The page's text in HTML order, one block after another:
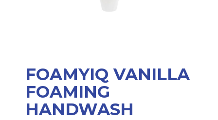
FOAMYIQ VANILLA
FOAMING
HANDWASH